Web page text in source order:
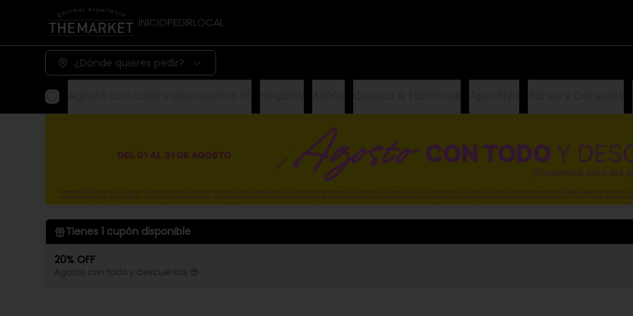
INICIOPEDIRLOCAL
¿Dónde quieres pedir?
Tienes 1 cupón disponible
20% OFF
Agosto con todo y descuentos 😎